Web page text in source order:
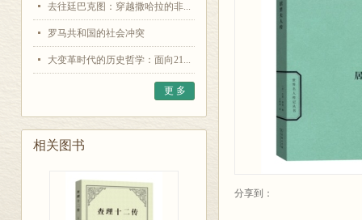
去往廷巴克图：穿越撒哈拉的非...
罗马共和国的社会冲突
大变革时代的历史哲学：面向21...
更 多
相关图书
分享到：